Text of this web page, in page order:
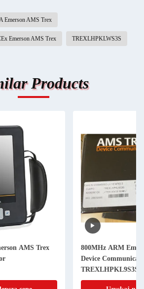
Emerson AMS Trex
Emerson AMS Trex TREXLHPKLWS3S
Products
AMS Trex
800MHz ARM
Device
TREXLHPKL9S3S